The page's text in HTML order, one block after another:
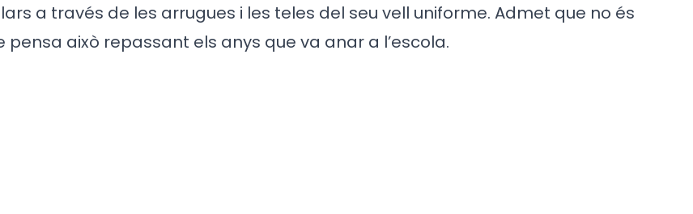
a través de les arrugues i les teles del seu vell uniforme. Admet que no és
això repassant els anys que va anar a l’escola.